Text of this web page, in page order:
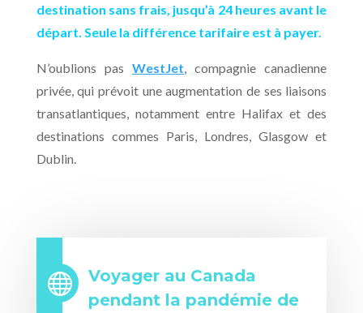
destination sans frais, jusqu’à 24 heures avant le
départ. Seule la différence tarifaire est à payer.
N’oublions pas WestJet , compagnie canadienne
privée, qui prévoit une augmentation de ses liaisons
transatlantiques, notamment entre Halifax et des
destinations commes Paris, Londres, Glasgow et
Dublin.

Voyager au Canada
pendant la pandémie de